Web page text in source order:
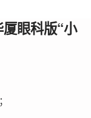
眼科版“小